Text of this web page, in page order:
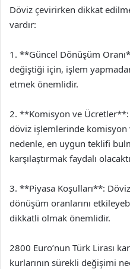
Döviz çevirirken dikkat
vardır:
1. **Güncel Dönüşüm
değiştiği için, işlem
etmek önemlidir.
2. **Komisyon ve Ücretler**:
döviz işlemlerinde
nedenle, en uygun teklifi
karşılaştırmak faydalı
3. **Piyasa Koşulları**:
dönüşüm oranlarını
dikkatli olmak önemlidir.
2800 Euro’nun Türk Lirası
kurlarının sürekli değişimi